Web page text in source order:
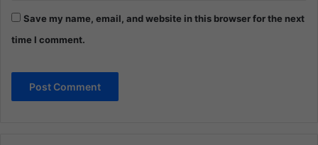
Save my name, email, and website in this browser for the next
time I comment.